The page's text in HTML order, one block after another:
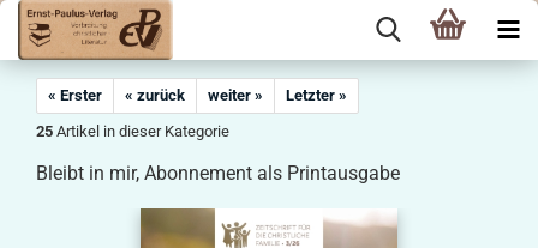
« Erster « zurück weiter »
Letzter »
25 Artikel in dieser Kategorie
Bleibt in mir, Abonnement als Printausgabe